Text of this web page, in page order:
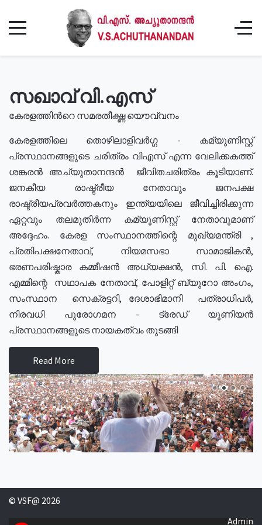
സഖാവ് വി.എസ്
കേരളത്തിൻറെ സമരതീക്ഷ്ണ യൌവ്വനം
കേരളത്തിലെ തൊഴിലാളിവർഗ്ഗ - കമ്യൂണിസ്റ്റ്
പ്രസ്ഥാനങ്ങളുടെ ചരിത്രം വിഎസ് എന്ന വേലിക്കകത്ത്
ശങ്കരൻ അച്യുതാനന്ദൻ ജീവിതചരിത്രം കൂടിയാണ്.
ജനകീയ രാഷ്ട്രീയ നേതാവും ജനപക്ഷ
രാഷ്ട്രീയപ്രവർത്തകനും ഇന്ത്യയിലെ ജീവിച്ചിരിക്കുന്ന
ഏറ്റവും തലമുതിർന്ന കമ്യൂണിസ്റ്റ് നേതാവുമാണ്
അദ്ദേഹം. കേരള സംസ്ഥാനത്തിന്റെ മുഖ്യമന്ത്രി ,
പ്രതിപക്ഷനേതാവ്, നിയമസഭാ സാമാജികൻ,
ഭരണപരിഷ്കാര കമ്മീഷൻ അധ്യക്ഷൻ, സി. പി. ഐ.
എമ്മിന്റെ സഥാപക നേതാവ്, പോളിറ്റ് ബ്യുറോ അംഗം,
സംസ്ഥാന സെക്രട്ടറി, ദേശാഭിമാനി പത്രാധിപർ,
നിരവധി പുരോഗമന - ട്രേഡ് യൂണിയൻ
പ്രസ്ഥാനങ്ങളുടെ നായകത്വം തുടങ്ങി
Read More
© VSF@ 2026
Admin